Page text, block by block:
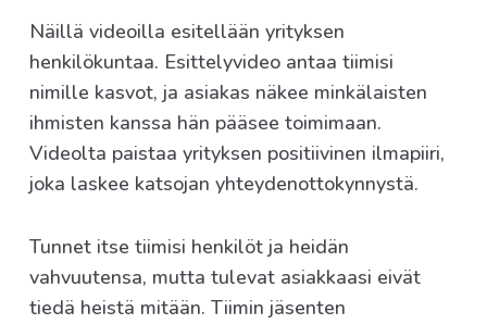
Näillä videoilla esitellään yrityksen
henkilökuntaa. Esittelyvideo antaa tiimisi
nimille kasvot, ja asiakas näkee minkälaisten
ihmisten kanssa hän pääsee toimimaan.
Videolta paistaa yrityksen positiivinen ilmapiiri,
joka laskee katsojan yhteydenottokynnystä.
Tunnet itse tiimisi henkilöt ja heidän
vahvuutensa, mutta tulevat asiakkaasi eivät
tiedä heistä mitään. Tiimin jäsenten